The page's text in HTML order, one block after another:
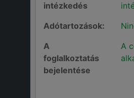
intézkedés
Adótartozások:
A
foglalkoztatás
bejelentése
A